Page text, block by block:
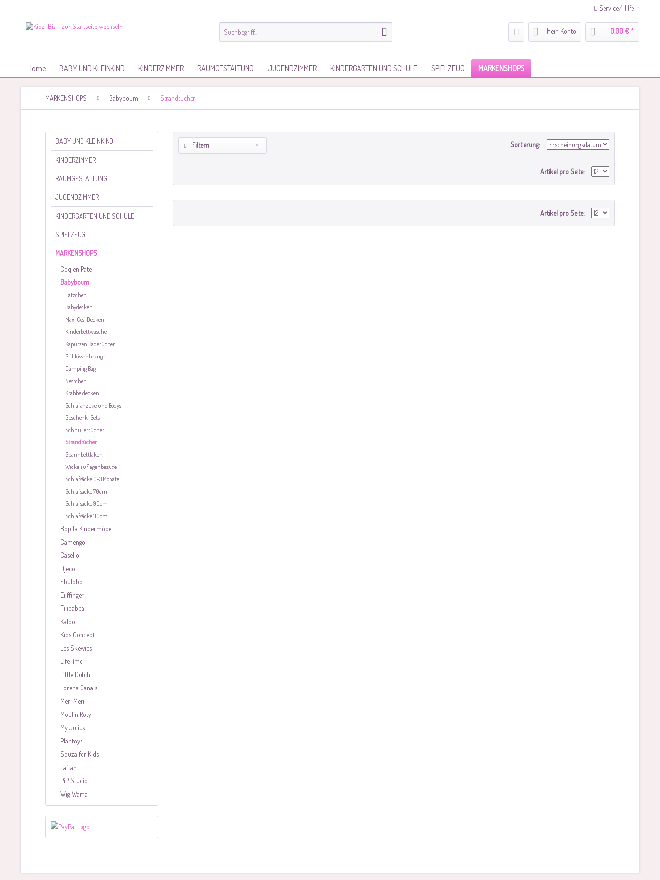
Service/Hilfe
Mein Konto 0,00 € *
Home BABY UND KLEINKIND KINDERZIMMER RAUMGESTALTUNG JUGENDZIMMER KINDERGARTEN UND SCHULE SPIELZEUG MARKENSHOPS
MARKENSHOPS Babyboum Strandtücher
BABY UND KLEINKIND
KINDERZIMMER
RAUMGESTALTUNG
JUGENDZIMMER
KINDERGARTEN UND SCHULE
SPIELZEUG
MARKENSHOPS
Coq en Pate
Babyboum
Lätzchen
Babydecken
Maxi Cosi Decken
Kinderbettwäsche
Kaputzen Badetücher
Stillkissenbezüge
Camping Bag
Nestchen
Krabbeldecken
Schlafanzüge und Bodys
Geschenk-Sets
Schnullertücher
Strandtücher
Spannbettlaken
Wickelauflagenbezüge
Schlafsäcke 0-3 Monate
Schlafsäcke 70cm
Schlafsäcke 90cm
Schlafsäcke 110cm
Bopita Kindermöbel
Camengo
Caselio
Djeco
Ebulobo
Eijffinger
Filibabba
Kaloo
Kids Concept
Les Skewies
LifeTime
Little Dutch
Lorena Canals
Meri Meri
Moulin Roty
My Julius
Plantoys
Souza for Kids
Taftan
PiP Studio
WigiWama
Filtern Sortierung:
Artikel pro Seite:
Artikel pro Seite: